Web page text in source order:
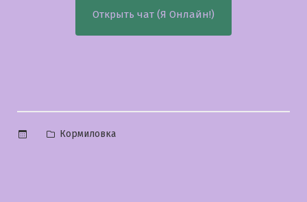
Открыть чат (Я Онлайн!)
Опубликовано
Кормиловка